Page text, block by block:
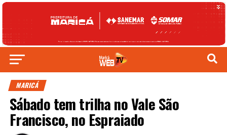
MARICÁ
Sábado tem trilha no Vale São
Francisco, no Espraiado